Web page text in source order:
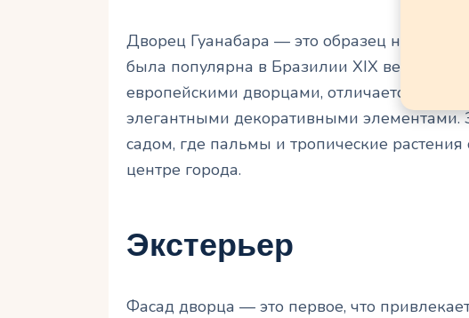
Дворец Гуанабара — это образец
была популярна в Бразилии XIX века. Его
европейскими дворцами, отличается
элегантными декоративными
садом, где пальмы и тропические растения
центре города.
Экстерьер
Фасад дворца — это первое, что